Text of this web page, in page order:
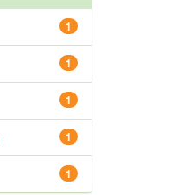
1
1
1
1
1